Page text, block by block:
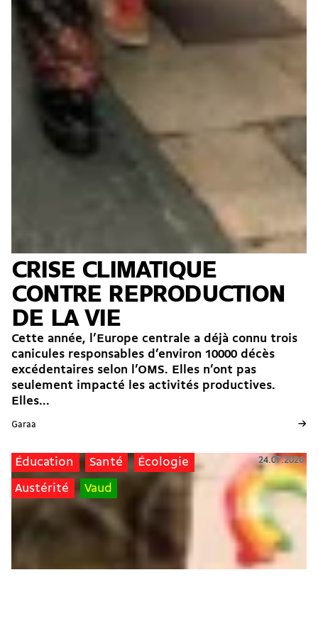
CRISE CLIMATIQUE
CONTRE REPRODUCTION
DE LA VIE
Cette année, l’Europe centrale a déjà connu trois
canicules responsables d’environ 10000 décès
excédentaires selon l’OMS. Elles n’ont pas
seulement impacté les activités productives.
Elles...
Garaa →
Éducation Santé Écologie
Austérité Vaud
24.07.2026